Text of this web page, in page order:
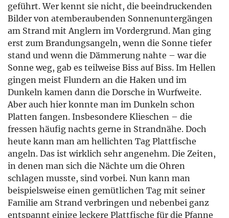
geführt. Wer kennt sie nicht, die beeindruckenden
Bilder von atemberaubenden Sonnenuntergängen
am Strand mit Anglern im Vordergrund. Man ging
erst zum Brandungsangeln, wenn die Sonne tiefer
stand und wenn die Dämmerung nahte – war die
Sonne weg, gab es teilweise Biss auf Biss. Im Hellen
gingen meist Flundern an die Haken und im
Dunkeln kamen dann die Dorsche in Wurfweite.
Aber auch hier konnte man im Dunkeln schon
Platten fangen. Insbesondere Klieschen – die
fressen häufig nachts gerne in Strandnähe. Doch
heute kann man am hellichten Tag Plattfische
angeln. Das ist wirklich sehr angenehm. Die Zeiten,
in denen man sich die Nächte um die Ohren
schlagen musste, sind vorbei. Nun kann man
beispielsweise einen gemütlichen Tag mit seiner
Familie am Strand verbringen und nebenbei ganz
entspannt einige leckere Plattfische für die Pfanne